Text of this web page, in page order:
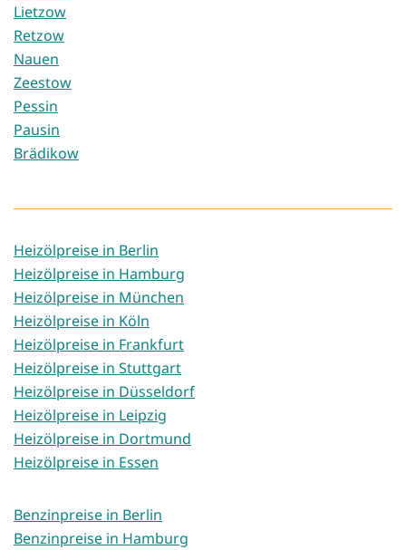
Lietzow
Retzow
Nauen
Zeestow
Pessin
Pausin
Brädikow
Heizölpreise in Berlin
Heizölpreise in Hamburg
Heizölpreise in München
Heizölpreise in Köln
Heizölpreise in Frankfurt
Heizölpreise in Stuttgart
Heizölpreise in Düsseldorf
Heizölpreise in Leipzig
Heizölpreise in Dortmund
Heizölpreise in Essen
Benzinpreise in Berlin
Benzinpreise in Hamburg